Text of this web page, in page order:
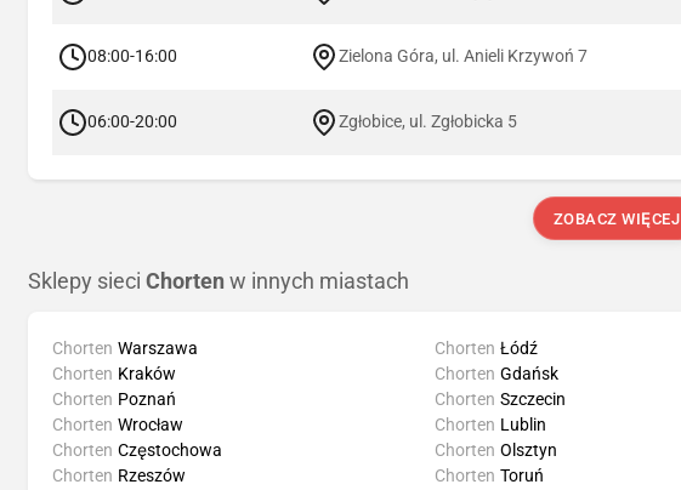
08:00-16:00 Zielona Góra, ul. Anieli Krzywoń 7
06:00-20:00 Zgłobice, ul. Zgłobicka 5
ZOBACZ WIĘCEJ
Sklepy sieci Chorten w innych miastach
Chorten Warszawa
Chorten Kraków
Chorten Poznań
Chorten Wrocław
Chorten Łódź
Chorten Gdańsk
Chorten Szczecin
Chorten Lublin
Chorten Częstochowa
Chorten Rzeszów
Chorten Olsztyn
Chorten Toruń